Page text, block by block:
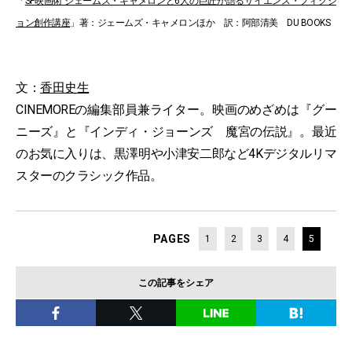
ョン創作講座」著：ジェームズ・キャメロンほか 訳：阿部清美 DU BOOKS
文： 香田史生
CINEMOREの編集部員兼ライター。映画のめざめは『グー
ニーズ』と『インディ・ジョーンズ 魔宮の伝説』。最近
のお気に入りは、黒澤明や小津安二郎など4Kデジタルリマ
スターのクラシック作品。
PAGES 1 2 3 4 5
この記事をシェア